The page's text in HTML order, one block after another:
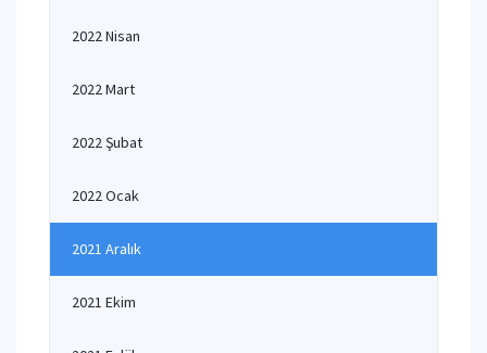
2022 Nisan
2022 Mart
2022 Şubat
2022 Ocak
2021 Aralık
2021 Ekim